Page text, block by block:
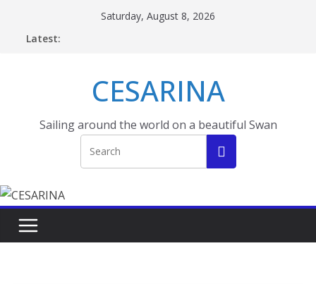
Saturday, August 8, 2026
Latest:
CESARINA
Sailing around the world on a beautiful Swan